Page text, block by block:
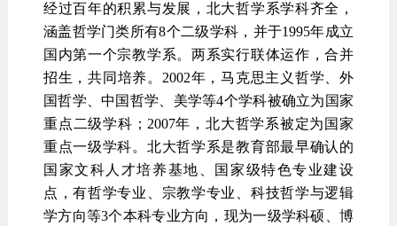
经过百年的积累与发展，北大哲学系学科齐全，
涵盖哲学门类所有8个二级学科，并于1995年成立
国内第一个宗教学系。两系实行联体运作，合并
招生，共同培养。2002年，马克思主义哲学、外
国哲学、中国哲学、美学等4个学科被确立为国家
重点二级学科；2007年，北大哲学系被定为国家
重点一级学科。北大哲学系是教育部最早确认的
国家文科人才培养基地、国家级特色专业建设
点，有哲学专业、宗教学专业、科技哲学与逻辑
学方向等3个本科专业方向，现为一级学科硕、博